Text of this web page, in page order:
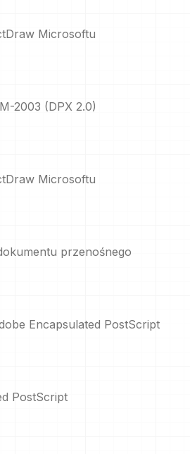
Microsoftu
2003 (DPX 2.0)
Microsoftu
przenośnego
Encapsulated PostScript
PostScript